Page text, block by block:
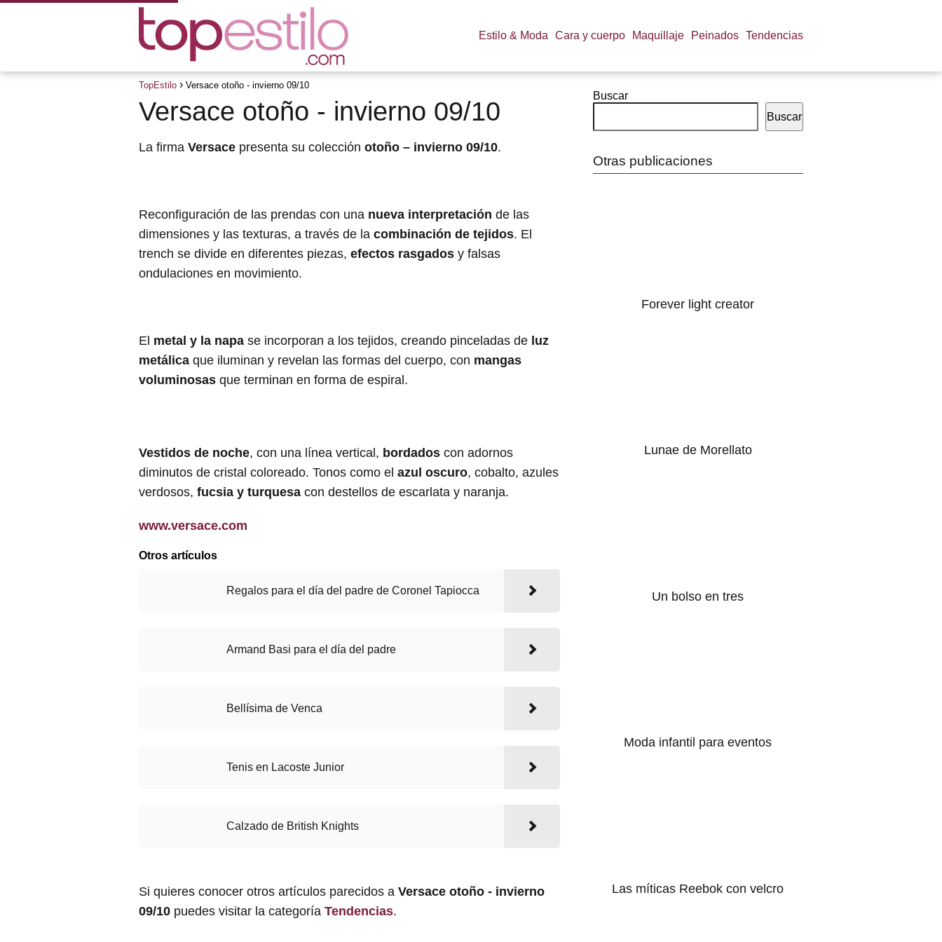
Estilo & Moda Cara y cuerpo Maquillaje Peinados Tendencias
TopEstilo Versace otoño - invierno 09/10
Versace otoño - invierno 09/10
La firma Versace presenta su colección otoño – invierno 09/10.
Reconfiguración de las prendas con una nueva interpretación de las
dimensiones y las texturas, a través de la combinación de tejidos. El
trench se divide en diferentes piezas, efectos rasgados y falsas
ondulaciones en movimiento.
El metal y la napa se incorporan a los tejidos, creando pinceladas de luz
metálica que iluminan y revelan las formas del cuerpo, con mangas
voluminosas que terminan en forma de espiral.
Vestidos de noche, con una línea vertical, bordados con adornos
diminutos de cristal coloreado. Tonos como el azul oscuro, cobalto, azules
verdosos, fucsia y turquesa con destellos de escarlata y naranja.
www.versace.com
Otros artículos
Regalos para el día del padre de Coronel Tapiocca
Armand Basi para el día del padre
Bellísima de Venca
Tenis en Lacoste Junior
Calzado de British Knights
Si quieres conocer otros artículos parecidos a Versace otoño - invierno
09/10 puedes visitar la categoría Tendencias.
Buscar
Buscar
Otras publicaciones
Forever light creator
Lunae de Morellato
Un bolso en tres
Moda infantil para eventos
Las míticas Reebok con velcro